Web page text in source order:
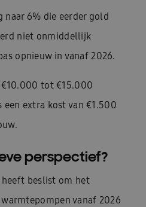
6% die eerder gold
niet onmiddellijk
opnieuw in vanaf 2026.
tot €15.000
extra kost van €1.500
perspectief?
beslist om het
vanaf 2026